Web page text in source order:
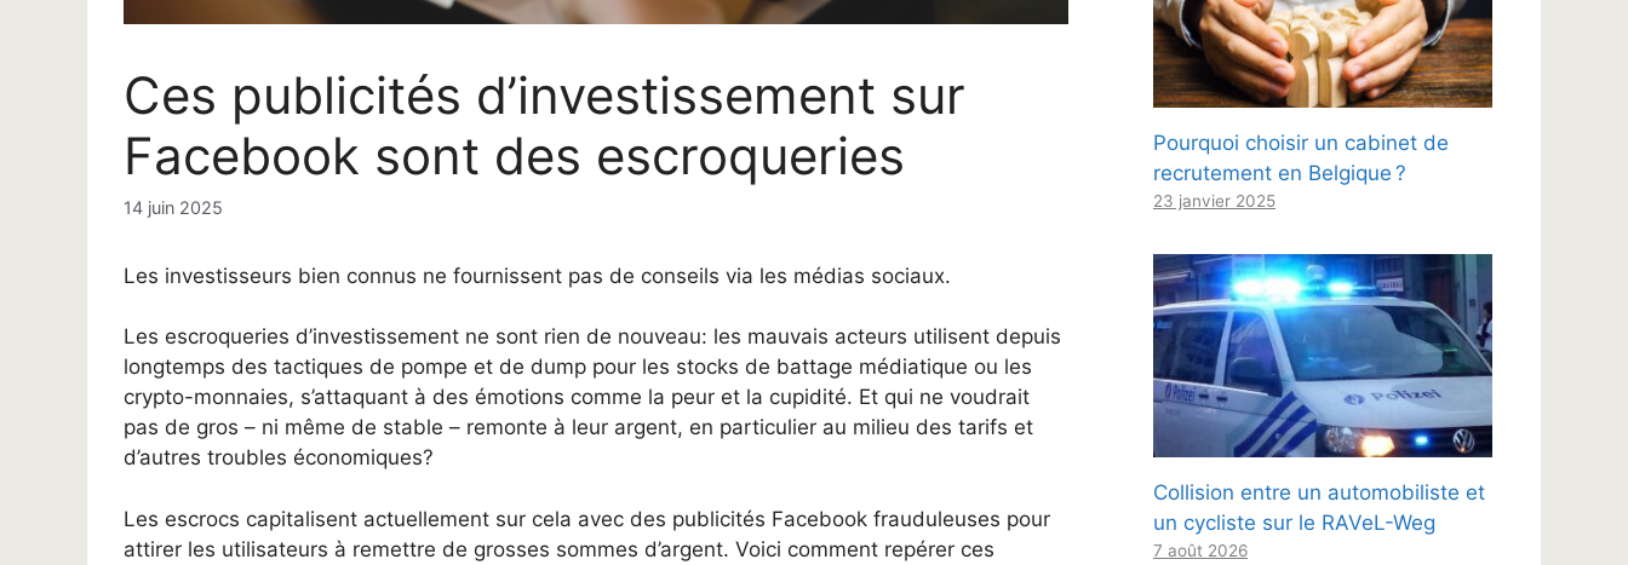
Ces publicités d’investissement sur
Facebook sont des escroqueries
14 juin 2025
Les investisseurs bien connus ne fournissent pas de conseils via les médias sociaux.
Les escroqueries d’investissement ne sont rien de nouveau: les mauvais acteurs utilisent depuis
longtemps des tactiques de pompe et de dump pour les stocks de battage médiatique ou les
crypto-monnaies, s’attaquant à des émotions comme la peur et la cupidité. Et qui ne voudrait
pas de gros – ni même de stable – remonte à leur argent, en particulier au milieu des tarifs et
d’autres troubles économiques?
Les escrocs capitalisent actuellement sur cela avec des publicités Facebook frauduleuses pour
attirer les utilisateurs à remettre de grosses sommes d’argent. Voici comment repérer ces
Pourquoi choisir un cabinet de
recrutement en Belgique ?
23 janvier 2025
Collision entre un automobiliste et
un cycliste sur le RAVeL-Weg
7 août 2026